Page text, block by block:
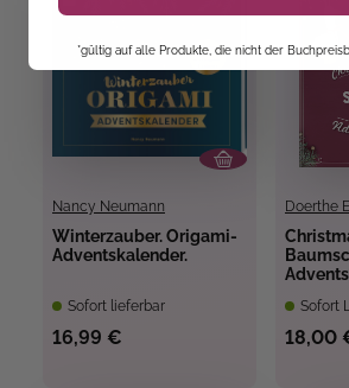
Nancy Neumann
Winterzauber. Origami-
Adventskalender.
Sofort lieferbar
16,99 €
Doerthe
Sofort
18,00
*gültig auf alle Produkte, die nicht der